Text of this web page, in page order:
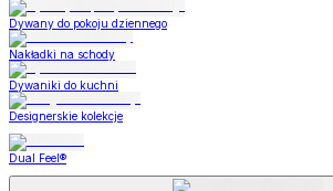
Dywany do pokoju dziennego
Nakładki na schody
Dywaniki do kuchni
Designerskie kolekcje
Dual Feel®